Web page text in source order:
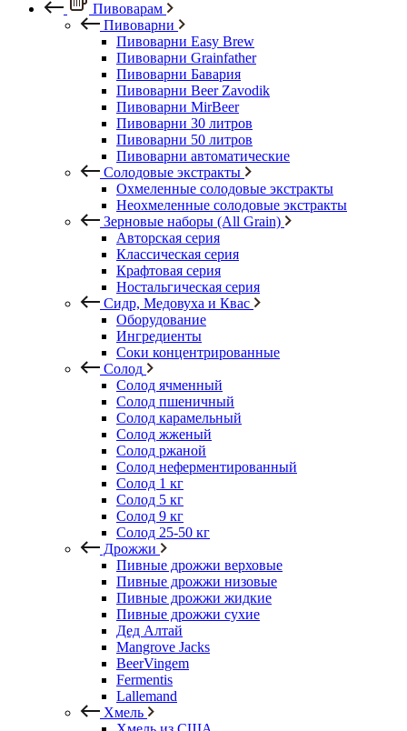
Пивоварам
Пивоварни
Пивоварни Easy Brew
Пивоварни Grainfather
Пивоварни Бавария
Пивоварни Beer Zavodik
Пивоварни MirBeer
Пивоварни 30 литров
Пивоварни 50 литров
Пивоварни автоматические
Солодовые экстракты
Охмеленные солодовые экстракты
Неохмеленные солодовые экстракты
Зерновые наборы (All Grain)
Авторская серия
Классическая серия
Крафтовая серия
Ностальгическая серия
Сидр, Медовуха и Квас
Оборудование
Ингредиенты
Соки концентрированные
Солод
Солод ячменный
Солод пшеничный
Солод карамельный
Солод жженый
Солод ржаной
Солод неферментированный
Солод 1 кг
Солод 5 кг
Солод 9 кг
Солод 25-50 кг
Дрожжи
Пивные дрожжи верховые
Пивные дрожжи низовые
Пивные дрожжи жидкие
Пивные дрожжи сухие
Дед Алтай
Mangrove Jacks
BeerVingem
Fermentis
Lallemand
Хмель